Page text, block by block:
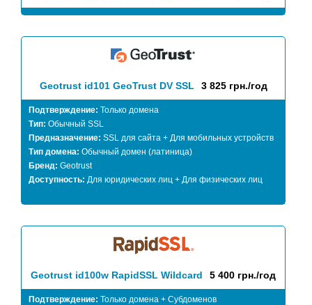
Geotrust id101 GeoTrust DV SSL 3 825 грн./год
Подтверждение: Только домена
Тип: Обычный SSL
Предназначение: SSL для сайта + Для мобильных устройств
Тип домена: Обычный домен (латиница)
Бренд: Geotrust
Доступность: Для юридических лиц + Для физических лиц
Geotrust id100w RapidSSL Wildcard 5 400 грн./год
Подтверждение: Только домена + Субдоменов